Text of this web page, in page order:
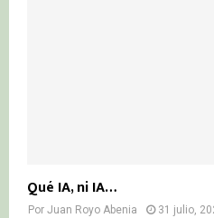
Qué IA, ni IA…
Por Juan Royo Abenia 31 julio,